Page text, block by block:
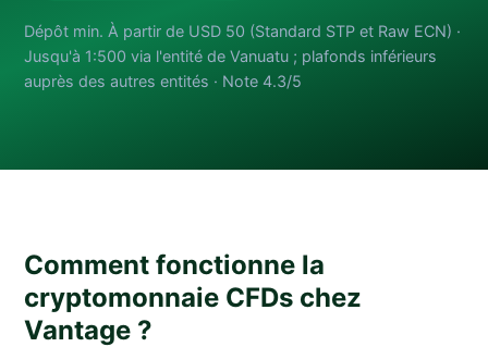
Dépôt min. À partir de USD 50 (Standard STP et Raw ECN) ·
Jusqu'à 1:500 via l'entité de Vanuatu ; plafonds inférieurs
auprès des autres entités · Note 4.3/5
Comment fonctionne la
cryptomonnaie CFDs chez
Vantage ?